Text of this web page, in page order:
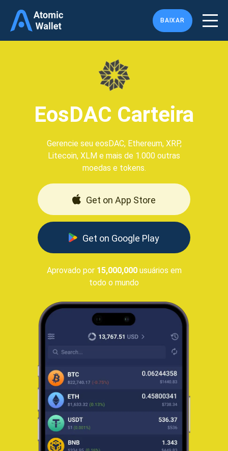
BAIXAR
EosDAC Carteira
Gerencie seu eosDAC, Ethereum, XRP,
Litecoin, XLM e mais de 1.000 outras
moedas e tokens.
Get on App Store
Get on Google Play
Aprovado por 15,000,000usuários em
todo o mundo